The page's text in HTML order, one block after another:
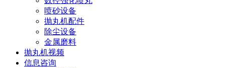
喷砂设备
抛丸机配件
除尘设备
金属磨料
抛丸机视频
信息咨询